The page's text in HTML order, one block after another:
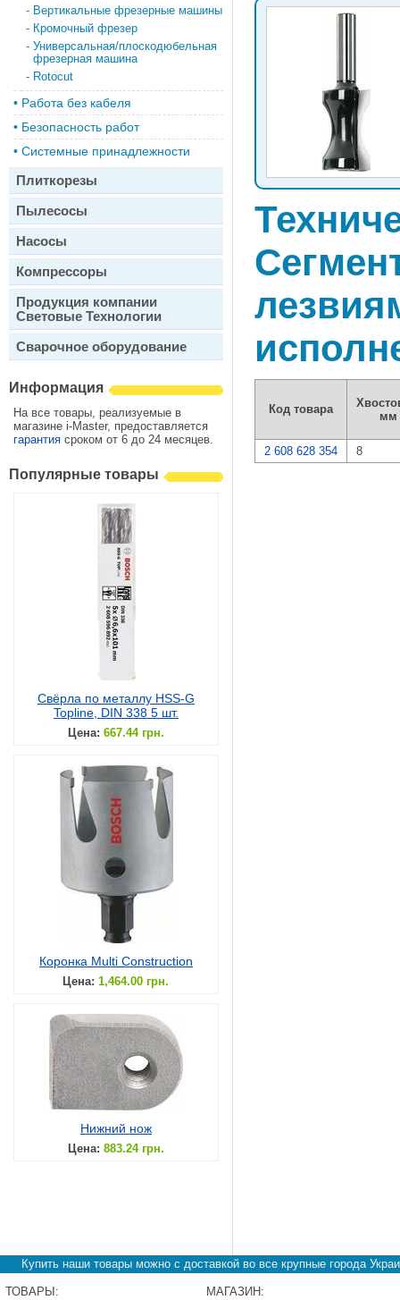
- Вертикальные фрезерные машины
- Кромочный фрезер
- Универсальная/плоскодюбельная
фрезерная машина
- Rotocut
• Работа без кабеля
• Безопасность работ
• Системные принадлежности
Плиткорезы
Пылесосы
Насосы
Компрессоры
Продукция компании
Световые Технологии
Сварочное оборудование
Информация
На все товары, реализуемые в
магазине i-Master, предоставляется
гарантия сроком от 6 до 24 месяцев.
Популярные товары
Свёрла по металлу HSS-G
Topline, DIN 338 5 шт.
Цена: 667.44 грн.
Коронка Multi Construction
Цена: 1,464.00 грн.
Нижний нож
Цена: 883.24 грн.
Код товара
мм
2 608 628 354 8
Купить наши товары можно с доставкой во все крупные города
ТОВАРЫ: МАГАЗИН: